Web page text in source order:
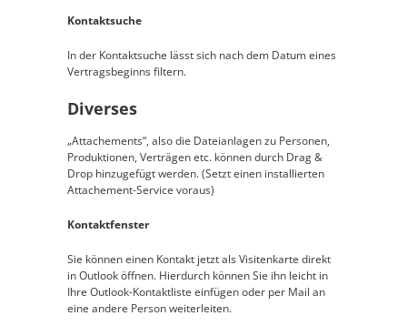
Kontaktsuche
In der Kontaktsuche lässt sich nach dem Datum eines
Vertragsbeginns filtern.
Diverses
„Attachements“, also die Dateianlagen zu Personen,
Produktionen, Verträgen etc. können durch Drag &
Drop hinzugefügt werden. (Setzt einen installierten
Attachement-Service voraus)
Kontaktfenster
Sie können einen Kontakt jetzt als Visitenkarte direkt
in Outlook öffnen. Hierdurch können Sie ihn leicht in
Ihre Outlook-Kontaktliste einfügen oder per Mail an
eine andere Person weiterleiten.